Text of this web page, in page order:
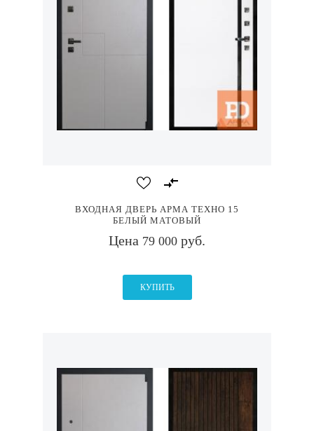
ВХОДНАЯ ДВЕРЬ АРМА ТЕХНО 15
БЕЛЫЙ МАТОВЫЙ
Цена 79 000 руб.
КУПИТЬ